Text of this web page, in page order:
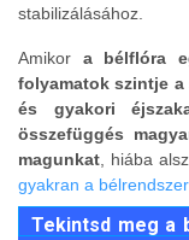
stabilizálásához.
Amikor a bélflóra
folyamatok szintje a
és gyakori
összefüggés
magunkat, hiába
gyakran a
Tekintsd meg a